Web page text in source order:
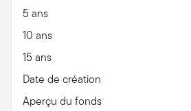
5 ans
10 ans
15 ans
Date de création
Aperçu du fonds